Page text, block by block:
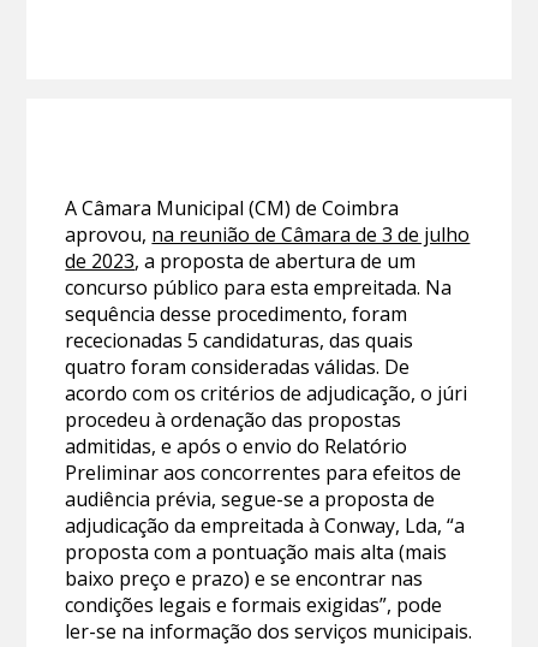
A Câmara Municipal (CM) de Coimbra
aprovou, na reunião de Câmara de 3 de julho
de 2023, a proposta de abertura de um
concurso público para esta empreitada. Na
sequência desse procedimento, foram
rececionadas 5 candidaturas, das quais
quatro foram consideradas válidas. De
acordo com os critérios de adjudicação, o júri
procedeu à ordenação das propostas
admitidas, e após o envio do Relatório
Preliminar aos concorrentes para efeitos de
audiência prévia, segue-se a proposta de
adjudicação da empreitada à Conway, Lda, “a
proposta com a pontuação mais alta (mais
baixo preço e prazo) e se encontrar nas
condições legais e formais exigidas”, pode
ler-se na informação dos serviços municipais.